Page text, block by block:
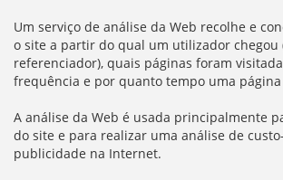
Um serviço de análise da Web recolhe e
o site a partir do qual um utilizador chegou
referenciador), quais páginas foram
frequência e por quanto tempo uma
A análise da Web é usada principalmente
do site e para realizar uma análise de
publicidade na Internet.